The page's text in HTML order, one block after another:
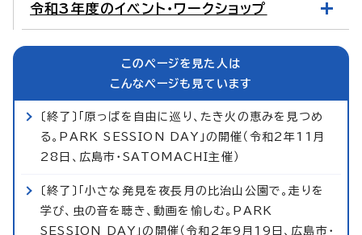
令和3年度のイベント・ワークショップ
このページを見た人は
こんなページも見ています
〔終了〕「原っぱを自由に巡り、たき火の恵みを見つめ
る。PARK SESSION DAY」の開催（令和2年11月
28日、広島市・SATOMACHI主催）
〔終了〕「小さな発見を夜長月の比治山公園で。走りを
学び、虫の音を聴き、動画を愉しむ。PARK
SESSION DAY」の開催（令和2年9月19日、広島市・